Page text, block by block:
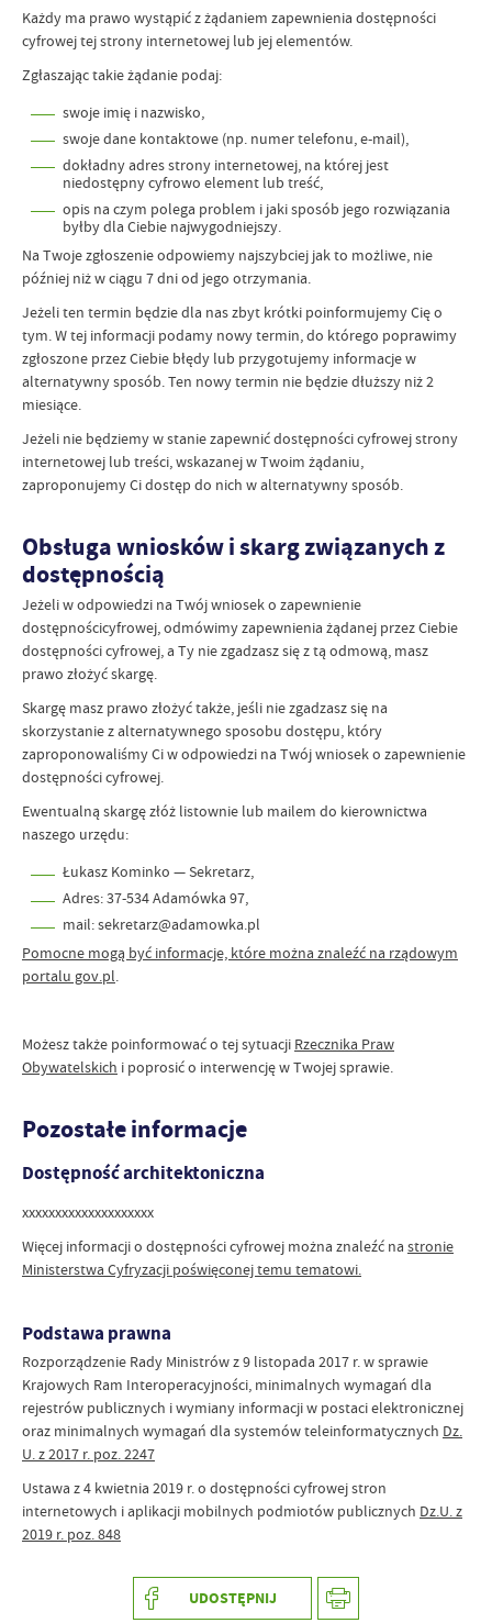
Każdy ma prawo wystąpić z żądaniem zapewnienia dostępności
cyfrowej tej strony internetowej lub jej elementów.
Zgłaszając takie żądanie podaj:
swoje imię i nazwisko,
swoje dane kontaktowe (np. numer telefonu, e-mail),
dokładny adres strony internetowej, na której jest
niedostępny cyfrowo element lub treść,
opis na czym polega problem i jaki sposób jego rozwiązania
byłby dla Ciebie najwygodniejszy.
Na Twoje zgłoszenie odpowiemy najszybciej jak to możliwe, nie
później niż w ciągu 7 dni od jego otrzymania.
Jeżeli ten termin będzie dla nas zbyt krótki poinformujemy Cię o
tym. W tej informacji podamy nowy termin, do którego poprawimy
zgłoszone przez Ciebie błędy lub przygotujemy informacje w
alternatywny sposób. Ten nowy termin nie będzie dłuższy niż 2
miesiące.
Jeżeli nie będziemy w stanie zapewnić dostępności cyfrowej strony
internetowej lub treści, wskazanej w Twoim żądaniu,
zaproponujemy Ci dostęp do nich w alternatywny sposób.
Obsługa wniosków i skarg związanych z
dostępnością
Jeżeli w odpowiedzi na Twój wniosek o zapewnienie
dostępnościcyfrowej, odmówimy zapewnienia żądanej przez Ciebie
dostępności cyfrowej, a Ty nie zgadzasz się z tą odmową, masz
prawo złożyć skargę.
Skargę masz prawo złożyć także, jeśli nie zgadzasz się na
skorzystanie z alternatywnego sposobu dostępu, który
zaproponowaliśmy Ci w odpowiedzi na Twój wniosek o zapewnienie
dostępności cyfrowej.
Ewentualną skargę złóż listownie lub mailem do kierownictwa
naszego urzędu:
Łukasz Kominko — Sekretarz,
Adres: 37-534 Adamówka 97,
mail: sekretarz@adamowka.pl
Pomocne mogą być informacje, które można znaleźć na rządowym
portalu gov.pl.
Możesz także poinformować o tej sytuacji Rzecznika Praw
Obywatelskich i poprosić o interwencję w Twojej sprawie.
Pozostałe informacje
Dostępność architektoniczna
xxxxxxxxxxxxxxxxxxxx
Więcej informacji o dostępności cyfrowej można znaleźć na stronie
Ministerstwa Cyfryzacji poświęconej temu tematowi.
Podstawa prawna
Rozporządzenie Rady Ministrów z 9 listopada 2017 r. w sprawie
Krajowych Ram Interoperacyjności, minimalnych wymagań dla
rejestrów publicznych i wymiany informacji w postaci elektronicznej
oraz minimalnych wymagań dla systemów teleinformatycznych Dz.
U. z 2017 r. poz. 2247
Ustawa z 4 kwietnia 2019 r. o dostępności cyfrowej stron
internetowych i aplikacji mobilnych podmiotów publicznych Dz.U. z
2019 r. poz. 848
UDOSTĘPNIJ